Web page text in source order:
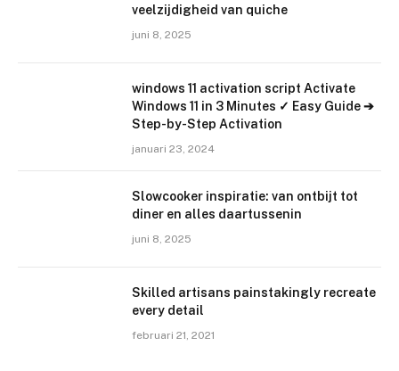
veelzijdigheid van quiche
juni 8, 2025
windows 11 activation script Activate
Windows 11 in 3 Minutes ✓ Easy Guide ➔
Step-by-Step Activation
januari 23, 2024
Slowcooker inspiratie: van ontbijt tot
diner en alles daartussenin
juni 8, 2025
Skilled artisans painstakingly recreate
every detail
februari 21, 2021